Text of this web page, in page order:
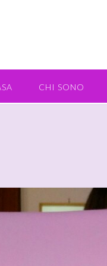
CHI SONO